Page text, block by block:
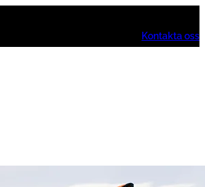
Kontakta oss